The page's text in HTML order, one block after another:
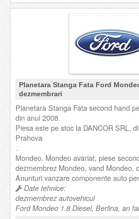
Planetara Stanga Fata Ford
dezmembrari
Planetara Stanga Fata second hand
din anul 2008.
Piesa este pe stoc la DANCOR SRL,
Prahova
.
Mondeo. Mondeo avariat, piese
dezmembrez Mondeo, vand Mondeo,
Anunturi vanzare componente auto
Date tehnice:
dezmembrez autovehicul
Ford Mondeo 1.8 Diesel, Berlina, an